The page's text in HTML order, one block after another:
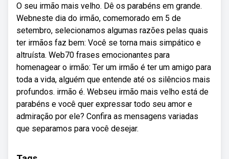
O seu irmão mais velho. Dê os parabéns em grande.
Webneste dia do irmão, comemorado em 5 de
setembro, selecionamos algumas razões pelas quais
ter irmãos faz bem: Você se torna mais simpático e
altruísta. Web70 frases emocionantes para
homenagear o irmão: Ter um irmão é ter um amigo para
toda a vida, alguém que entende até os silêncios mais
profundos. irmão é. Webseu irmão mais velho está de
parabéns e você quer expressar todo seu amor e
admiração por ele? Confira as mensagens variadas
que separamos para você desejar.